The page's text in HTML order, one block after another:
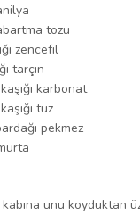
tozu
zencefil
tarçın
karbonat
tuz
pekmez
kabına unu koyduktan